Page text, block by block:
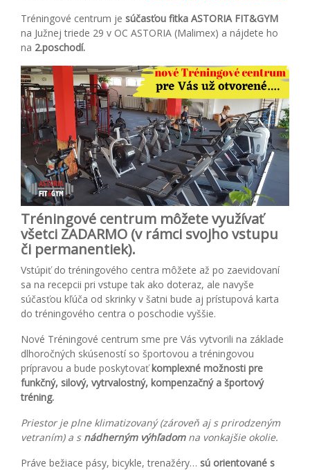
Tréningové centrum je súčasťou fitka ASTORIA FIT&GYM
na Južnej triede 29 v OC ASTORIA (Malimex) a nájdete ho
na 2.poschodí.
Tréningové centrum môžete využívať
všetci ZADARMO (v rámci svojho vstupu
či permanentiek).
Vstúpiť do tréningového centra môžete až po zaevidovaní
sa na recepcii pri vstupe tak ako doteraz, ale navyše
súčasťou kľúča od skrinky v šatni bude aj prístupová karta
do tréningového centra o poschodie vyššie.
Nové Tréningové centrum sme pre Vás vytvorili na základe
dlhoročných skúseností so športovou a tréningovou
prípravou a bude poskytovaťkomplexné možnosti pre
funkčný, silový, vytrvalostný, kompenzačný a športový
tréning.
Priestor je plne klimatizovaný (zároveň aj s prirodzeným
vetraním) a s nádherným výhľadomna vonkajšie okolie.
Práve bežiace pásy, bicykle, trenažéry… sú orientované s